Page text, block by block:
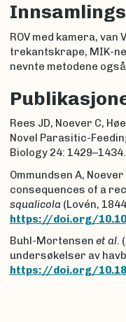
ROV med kamera,
trekantskrape, MIK-
nevnte metodene
Rees JD, Noever C,
Novel Parasitic-
Biology 24: 1429–1434.
Ommundsen A,
consequences of a
squalicola (Lovén,
https://doi.org/
Buhl-Mortensen et al.
undersøkelser av
https://doi.org/